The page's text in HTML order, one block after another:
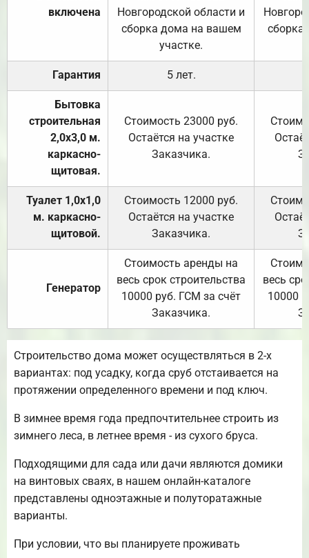
включена
Новгородской области и
сборка дома на вашем
участке.
Гарантия 5 лет.
Бытовка
строительная
2,0х3,0 м.
каркасно-
щитовая.
Стоимость 23000 руб.
Остаётся на участке
Заказчика.
Туалет 1,0х1,0
м. каркасно-
щитовой.
Стоимость 12000 руб.
Остаётся на участке
Заказчика.
Генератор
Стоимость аренды на
весь срок строительства
10000 руб. ГСМ за счёт
Заказчика.
весь
10000
Строительство дома может осуществляться в 2-х
вариантах: под усадку, когда сруб отстаивается на
протяжении определенного времени и под ключ.
В зимнее время года предпочтительнее строить из
зимнего леса, в летнее время - из сухого бруса.
Подходящими для сада или дачи являются домики
на винтовых сваях, в нашем онлайн-каталоге
представлены одноэтажные и полуторатажные
варианты.
При условии, что вы планируете проживать